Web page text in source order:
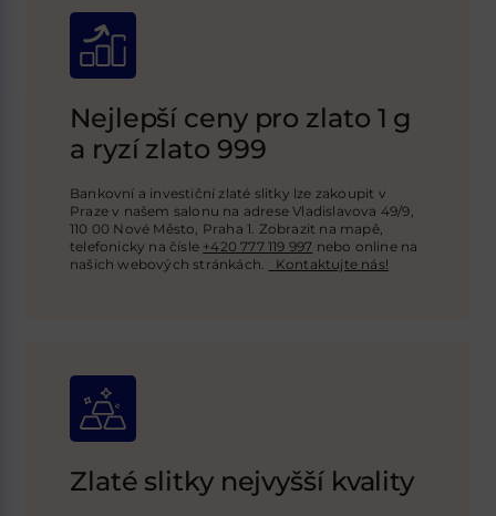
Zlaté slitky nejvyšší kvality
Nejlepší ceny pro zlato 1 g
a ryzí zlato 999
Bankovní a investiční zlaté slitky lze zakoupit v
Praze v našem salonu na adrese Vladislavova 49/9,
110 00 Nové Město, Praha 1. Zobrazit na mapě,
telefonicky na čísle +420 777 119 997 nebo online na
našich webových stránkách. Kontaktujte nás!